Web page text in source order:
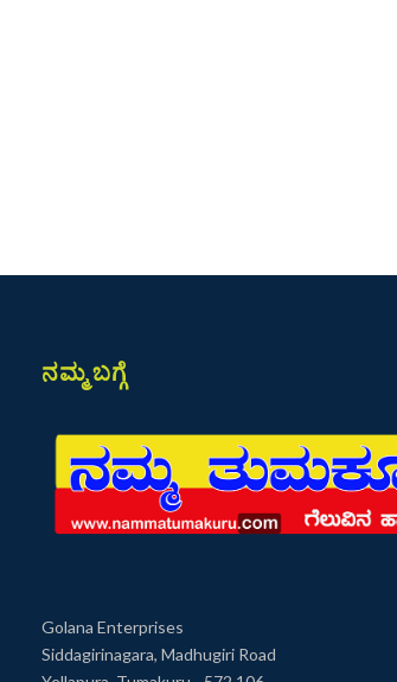
ನಮ್ಮ ಬಗ್ಗೆ
Golana Enterprises
Siddagirinagara, Madhugiri Road